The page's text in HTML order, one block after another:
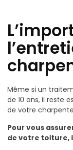
Même si un
de 10 ans, il reste
de votre
Pour vous
de votre toiture,